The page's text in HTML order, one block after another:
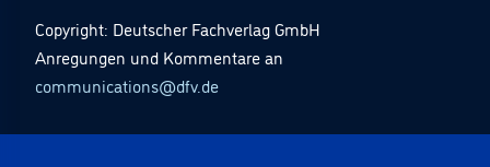
Copyright: Deutscher Fachverlag GmbH
Anregungen und Kommentare an
communications@dfv.de